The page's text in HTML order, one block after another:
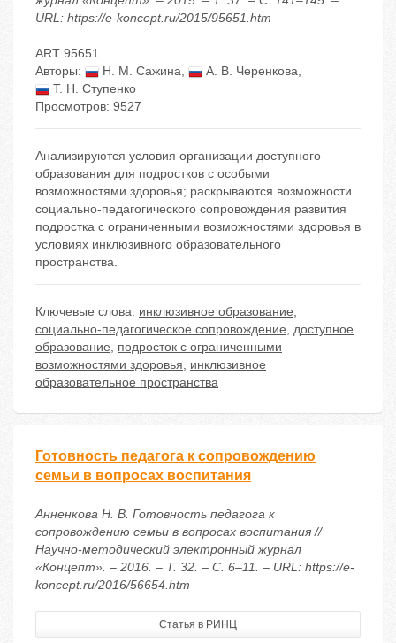
URL: https://e-koncept.ru/2015/95651.htm
ART 95651
Авторы:
Н. М. Сажина, А. В. Черенкова,
Т. Н. Ступенко
Просмотров: 9527
Анализируются условия организации доступного
образования для подростков с особыми
возможностями здоровья; раскрываются возможности
социально-педагогического сопровождения развития
подростка с ограниченными возможностями здоровья в
условиях инклюзивного образовательного
пространства.
Ключевые слова: инклюзивное образование,
социально-педагогическое сопровождение, доступное
образование, подросток с ограниченными
возможностями здоровья, инклюзивное
образовательное пространства
Готовность педагога к сопровождению
семьи в вопросах воспитания
Анненкова Н. В. Готовность педагога к
сопровождению семьи в вопросах воспитания //
Научно-методический электронный журнал
«Концепт». – 2016. – Т. 32. – С. 6–11. – URL: https://e-
koncept.ru/2016/56654.htm
Статья в РИНЦ